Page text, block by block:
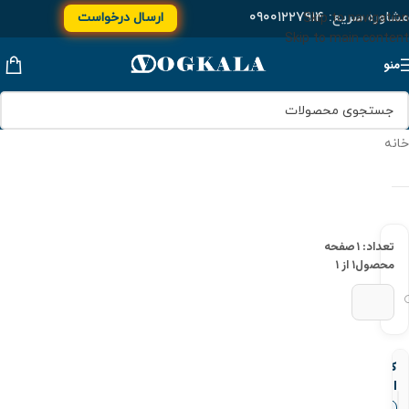
Skip to navigation
Skip to main content
مشاوره سریع:۰۹۰۰۱۲۲۷۹۱۴ ارسال درخواست
منو
خانه
تعداد: ۱
محصول
صفحه
۱ از ۱
کوپلر
الکتروفیوژن